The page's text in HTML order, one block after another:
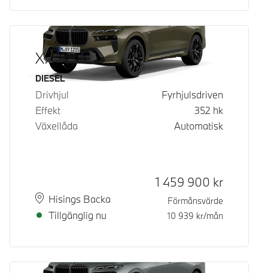
X7 xDrive40d
Bränsle
DIESEL
Drivhjul
Fyrhjulsdriven
Effekt
352 hk
Växellåda
Automatisk
PlatsHisings Backa
Leveranstid
Tillgänglig nu
Kontantpris
1 459 900 kr
Förmånsvärde
10 939 kr/mån